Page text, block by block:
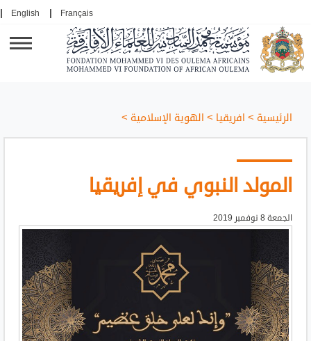
Français
English
الرئيسية > افريقيا > الهوية الإسلامية >
المولد النبوي في إفريقيا
الجمعة 8 نوفمبر 2019